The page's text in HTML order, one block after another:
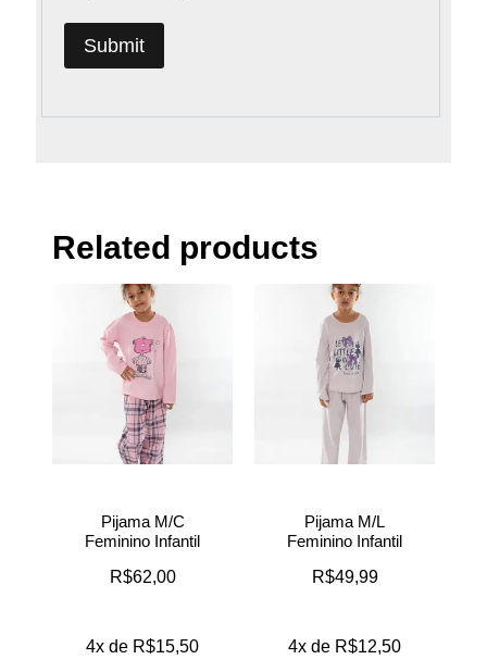
Related products
Pijama M/C
Feminino Infantil
R$62,00
4x de R$15,50
Pijama M/L
Feminino Infantil
R$49,99
4x de R$12,50